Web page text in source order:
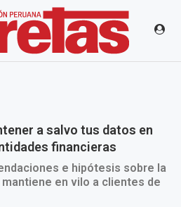
a salvo tus datos en
financieras
e hipótesis sobre la
en vilo a clientes de